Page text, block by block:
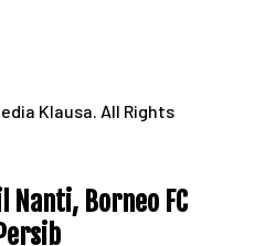
Klausa. All Rights
Nanti, Borneo FC